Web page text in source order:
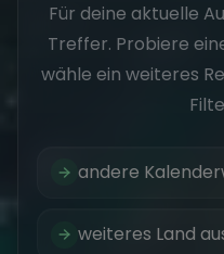
Für deine aktuelle
Treffer. Probiere
wähle ein weiteres
andere
weiteres Land